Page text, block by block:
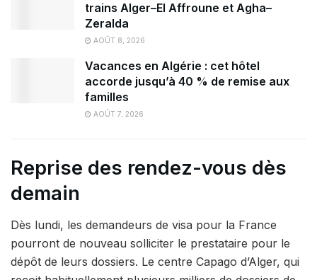
trains Alger–El Affroune et Agha–
Zeralda
AOÛT 8, 2026
Vacances en Algérie : cet hôtel
accorde jusqu’à 40 % de remise aux
familles
AOÛT 7, 2026
Reprise des rendez-vous dès
demain
Dès lundi, les demandeurs de visa pour la France
pourront de nouveau solliciter le prestataire pour le
dépôt de leurs dossiers. Le centre Capago d’Alger, qui